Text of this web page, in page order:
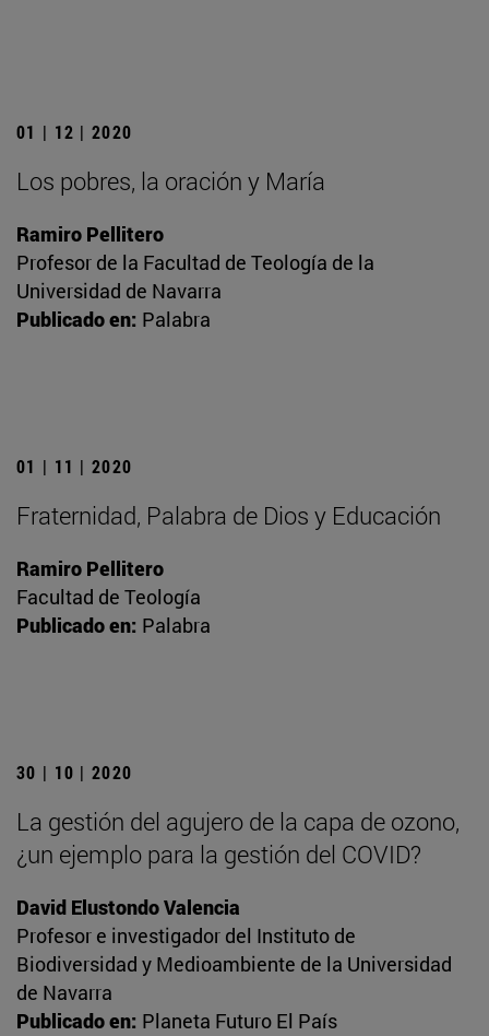
01 | 12 | 2020
Los pobres, la oración y María
Ramiro Pellitero
Profesor de la Facultad de Teología de la
Universidad de Navarra
Publicado en: Palabra
01 | 11 | 2020
Fraternidad, Palabra de Dios y Educación
Ramiro Pellitero
Facultad de Teología
Publicado en: Palabra
30 | 10 | 2020
La gestión del agujero de la capa de ozono,
¿un ejemplo para la gestión del COVID?
David Elustondo Valencia
Profesor e investigador del Instituto de
Biodiversidad y Medioambiente de la Universidad
de Navarra
Publicado en: Planeta Futuro El País